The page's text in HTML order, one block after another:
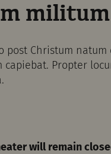
post Christum
Propter
will remain